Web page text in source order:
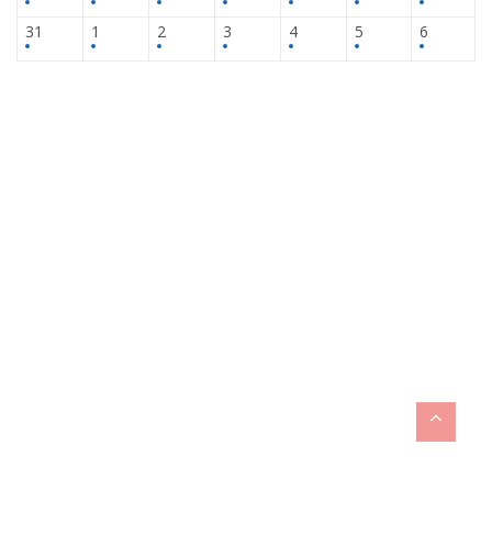
31 1 2 3 4 5 6